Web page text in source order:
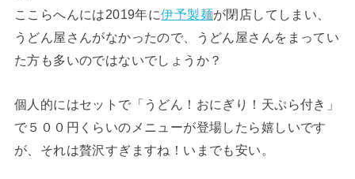
ここらへんには2019年に伊予製麺が閉店してしまい、
うどん屋さんがなかったので、うどん屋さんをまってい
た方も多いのではないでしょうか？
個人的にはセットで「うどん！おにぎり！天ぷら付き」
で５００円くらいのメニューが登場したら嬉しいです
が、それは贅沢すぎますね！いまでも安い。